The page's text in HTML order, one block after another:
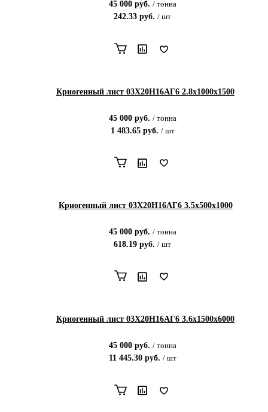
45 000руб. / тонна
242.33 руб. / шт
Криогенный лист 03Х20Н16АГ6 2.8х1000х1500
45 000руб. / тонна
1 483.65руб. / шт
Криогенный лист 03Х20Н16АГ6 3.5х500х1000
45 000руб. / тонна
618.19 руб. / шт
Криогенный лист 03Х20Н16АГ6 3.6х1500х6000
45 000руб. / тонна
11 445.30руб. / шт